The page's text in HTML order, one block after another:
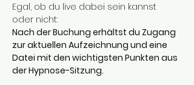
Egal, ob du live dabei sein kannst
oder nicht:
Nach der Buchung erhältst du Zugang
zur aktuellen Aufzeichnung und eine
Datei mit den wichtigsten Punkten aus
der Hypnose-Sitzung.